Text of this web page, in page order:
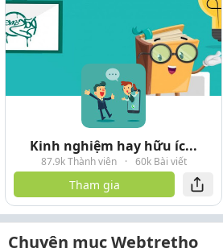
Kinh nghiệm hay hữu íc...
87.9k Thành viên · 60k Bài viết
Tham gia
Chuyên mục Webtretho